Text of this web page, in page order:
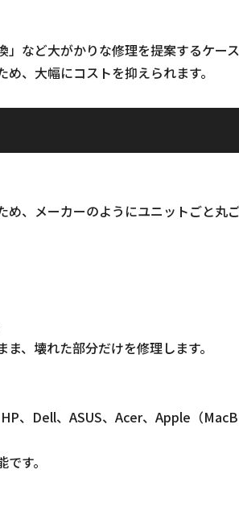
など大がかりな修理を提案するケー
め、大幅にコストを抑えられます。
、メーカーのようにユニットごと丸
、壊れた部分だけを修理します。
、Dell、ASUS、Acer、Apple（
す。